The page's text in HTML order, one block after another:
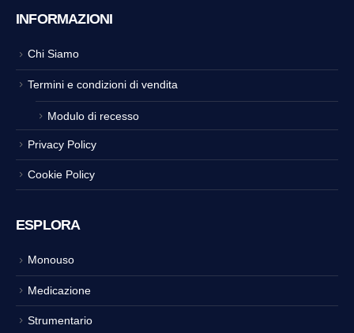
INFORMAZIONI
Chi Siamo
Termini e condizioni di vendita
Modulo di recesso
Privacy Policy
Cookie Policy
ESPLORA
Monouso
Medicazione
Strumentario